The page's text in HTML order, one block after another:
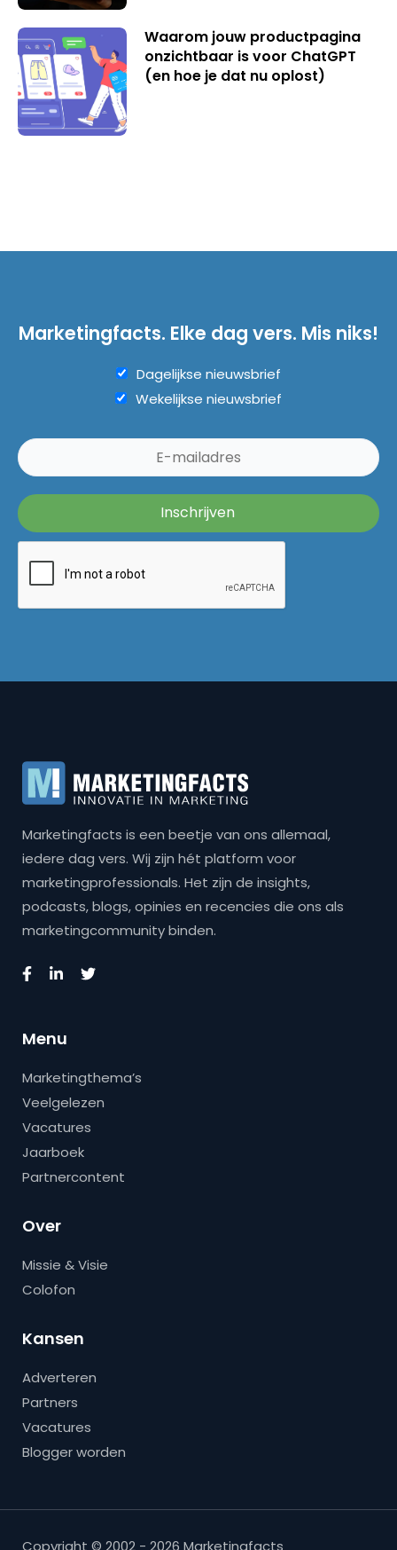
Waarom jouw productpagina
onzichtbaar is voor ChatGPT
(en hoe je dat nu oplost)
Marketingfacts. Elke dag vers. Mis niks!
Dagelijkse nieuwsbrief
Wekelijkse nieuwsbrief
Marketingfacts is een beetje van ons allemaal,
iedere dag vers. Wij zijn hét platform voor
marketingprofessionals. Het zijn de insights,
podcasts, blogs, opinies en recencies die ons als
marketingcommunity binden.
Menu
Marketingthema’s
Veelgelezen
Vacatures
Jaarboek
Partnercontent
Over
Missie & Visie
Colofon
Kansen
Adverteren
Partners
Vacatures
Blogger worden
Copyright © 2002 - 2026 Marketingfacts